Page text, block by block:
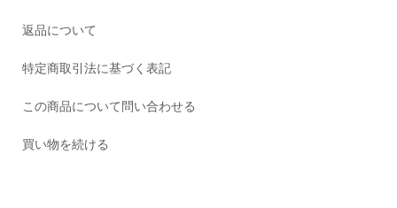
返品について
特定商取引法に基づく表記
この商品について問い合わせる
買い物を続ける